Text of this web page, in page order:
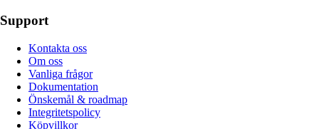
Support
Kontakta oss
Om oss
Vanliga frågor
Dokumentation
Önskemål & roadmap
Integritetspolicy
Köpvillkor